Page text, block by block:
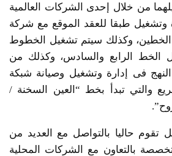
من خلال إحدى الشركات العالمية
وتشغيل طبقا للعقد الموقع مع شركة
الخطين، وكذلك سيتم تشغيل الخطوط
الخط الرابع والسادس، وكذلك من
فى إدارة وتشغيل وصيانة شبكة
والتي تبدأ بخط “العين السخنة /
تقوم حاليا بالتواصل مع العديد من
بالتعاون مع الشركات المحلية